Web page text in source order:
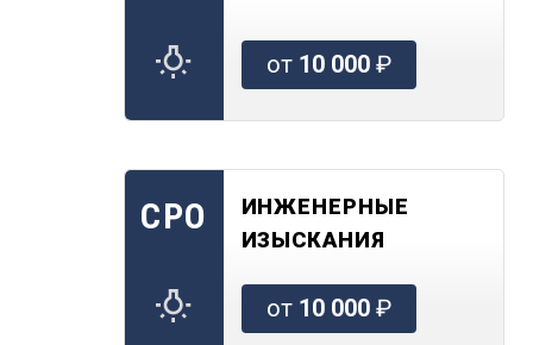
от 10 000₽
СРО
ИНЖЕНЕРНЫЕ
ИЗЫСКАНИЯ
от 10 000₽